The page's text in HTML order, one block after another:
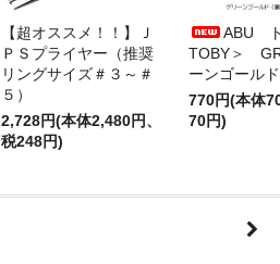
【超オススメ！！】Ｊ
ＰＳプライヤー（推奨
リングサイズ＃３～＃
５）
2,728円(本体2,480円、
税248円)
ABU
TOBY＞
ーンゴールド
770円(本体
70円)